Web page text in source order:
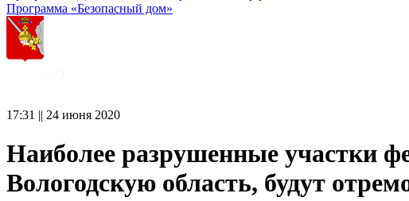
Программа «Безопасный дом»
17:31 || 24 июня 2020
Наиболее разрушенные участки
Вологодскую область, будут